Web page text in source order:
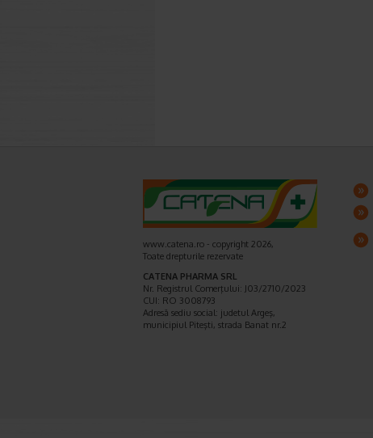
www.catena.ro - copyright 2026,
Toate drepturile rezervate
CATENA PHARMA SRL
Nr. Registrul Comerţului: J03/2710/2023
CUI: RO 3008793
Adresă sediu social: judetul Argeş,
municipiul Piteşti, strada Banat nr.2